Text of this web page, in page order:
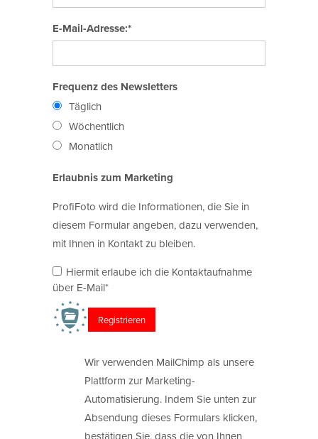
E-Mail-Adresse:*
Frequenz des Newsletters
Täglich
Wöchentlich
Monatlich
Erlaubnis zum Marketing
ProfiFoto wird die Informationen, die Sie in
diesem Formular angeben, dazu verwenden,
mit Ihnen in Kontakt zu bleiben.
Hiermit erlaube ich die Kontaktaufnahme
über E-Mail*
Wir verwenden MailChimp als unsere
Plattform zur Marketing-
Automatisierung. Indem Sie unten zur
Absendung dieses Formulars klicken,
bestätigen Sie, dass die von Ihnen